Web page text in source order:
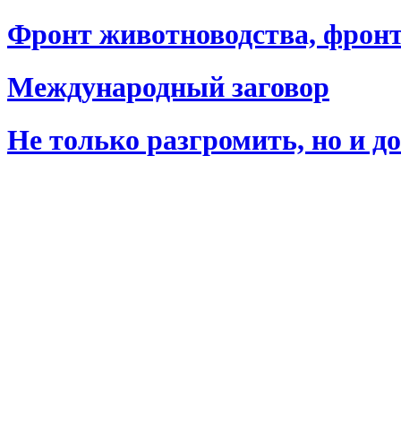
Фронт животноводства,
Международный заговор
Не только разгромить, но и